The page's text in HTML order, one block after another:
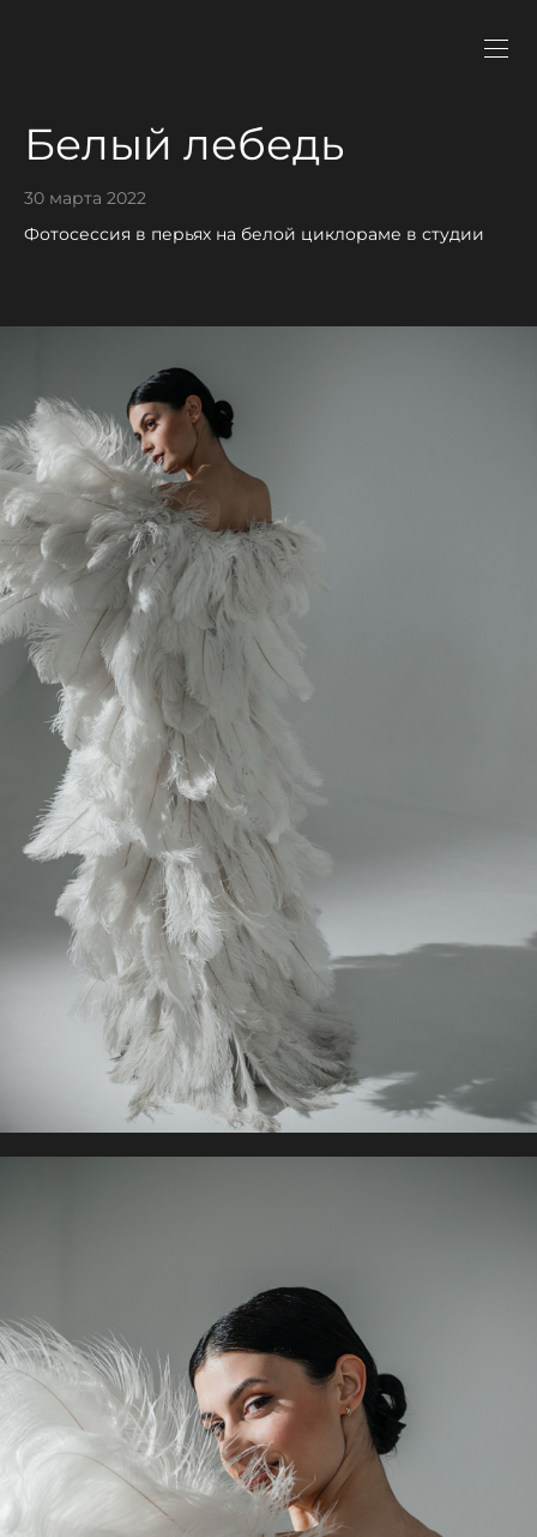
Белый лебедь
30 марта 2022
Фотосессия в перьях на белой циклораме в студии